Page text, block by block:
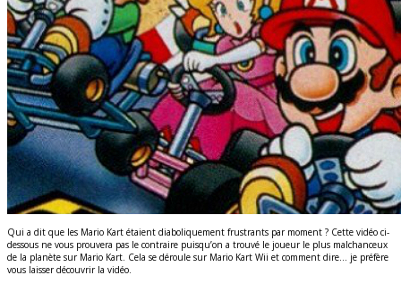
Qui a dit que les Mario Kart étaient diaboliquement frustrants par moment ? Cette vidéo ci-
dessous ne vous prouvera pas le contraire puisqu’on a trouvé le joueur le plus malchanceux
de la planète sur Mario Kart. Cela se déroule sur Mario Kart Wii et comment dire… je préfère
vous laisser découvrir la vidéo.